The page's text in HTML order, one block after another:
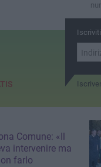
Comune: «Il
intervenire ma
farlo